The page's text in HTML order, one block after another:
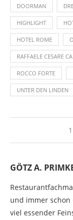
DOORMAN
HIGHLIGHT
HOTEL ROME
RAFFAELE CESARE
ROCCO FORTE
UNTER DEN LINDEN
GÖTZ A.
und immer schon
viel essender